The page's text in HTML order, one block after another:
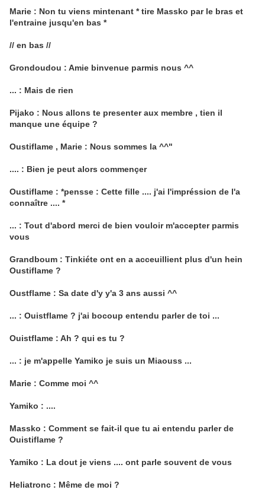
Marie : Non tu viens mintenant * tire Massko par le bras et
l'entraine jusqu'en bas *
// en bas //
Grondoudou : Amie binvenue parmis nous ^^
... : Mais de rien
Pijako : Nous allons te presenter aux membre , tien il
manque une équipe ?
Oustiflame , Marie : Nous sommes la ^^"
.... : Bien je peut alors commençer
Oustiflame : *pensse : Cette fille .... j'ai l'impréssion de l'a
connaître .... *
... : Tout d'abord merci de bien vouloir m'accepter parmis
vous
Grandboum : Tinkiéte ont en a acceuillient plus d'un hein
Oustiflame ?
Oustflame : Sa date d'y y'a 3 ans aussi ^^
... : Ouistflame ? j'ai bocoup entendu parler de toi ...
Ouistflame : Ah ? qui es tu ?
... : je m'appelle Yamiko je suis un Miaouss ...
Marie : Comme moi ^^
Yamiko : ....
Massko : Comment se fait-il que tu ai entendu parler de
Ouistiflame ?
Yamiko : La dout je viens .... ont parle souvent de vous
Heliatronc : Même de moi ?